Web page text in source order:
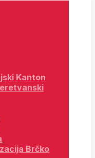
Kanton
Brčko